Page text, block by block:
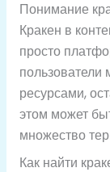
Понимание
Кракен в
просто
ресурсами,
этом может
множество
Как найти